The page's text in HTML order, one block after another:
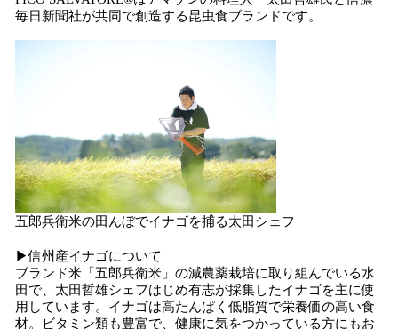
毎日新聞社が共同で創造する昆虫食ブランドです。
五郎兵衛米の田んぼでイナゴを捕る太田シェフ
▶信州産イナゴについて
ブランド米「五郎兵衛米」の減農薬栽培に取り組んでいる水
田で、太田哲雄シェフはじめ有志が採集したイナゴを主に使
用しています。イナゴは高たんぱく低脂質で栄養価の高い食
材。ビタミン類も豊富で、健康に気をつかっている方にもお